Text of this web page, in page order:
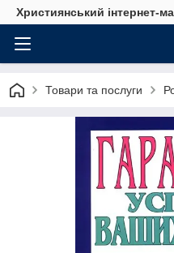
Християнський інтернет-
Товари та послуги